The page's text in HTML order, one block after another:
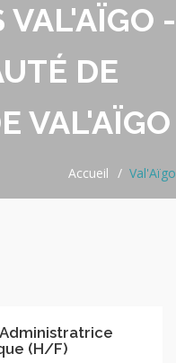
VAL'AÏGO -
DE
VAL'AÏGO
Accueil Val'Aïgo
(H/F)